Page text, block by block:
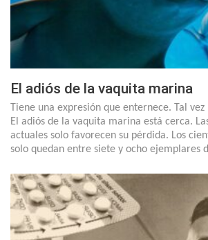
El adiós de la vaquita marina
Tiene una expresión que enternece. Tal
El adiós de la vaquita marina está cerca.
actuales solo favorecen su pérdida. Los
solo quedan entre siete y ocho ejemplares